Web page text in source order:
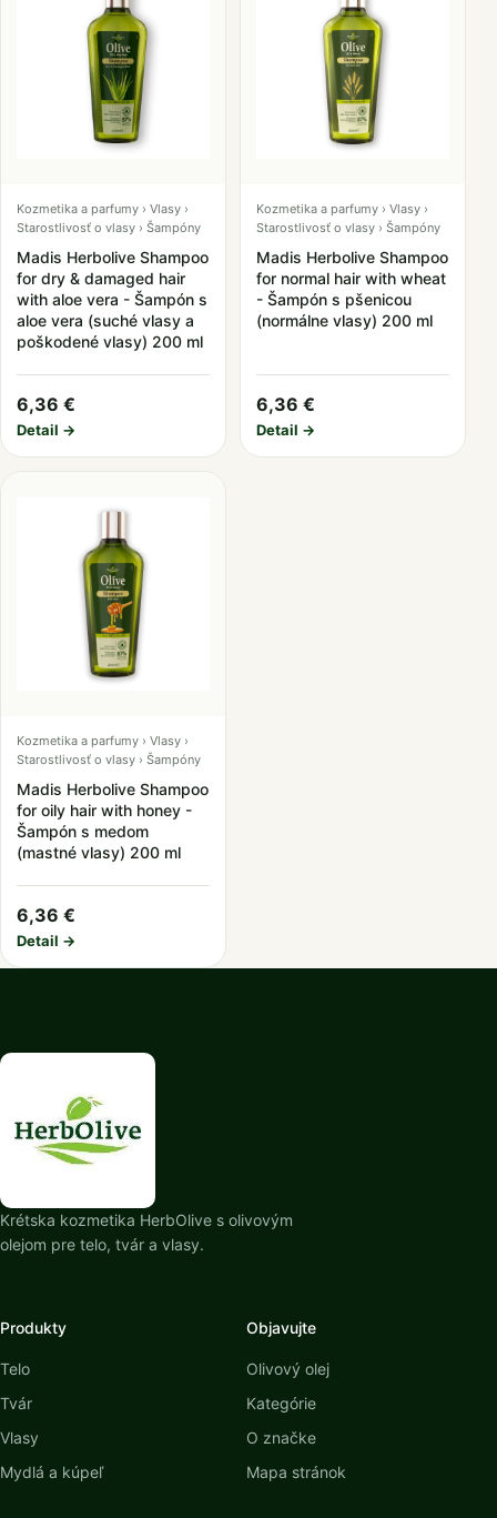
Kozmetika a parfumy › Vlasy ›
Starostlivosť o vlasy › Šampóny
Madis Herbolive Shampoo
for dry & damaged hair
with aloe vera - Šampón s
aloe vera (suché vlasy a
poškodené vlasy) 200 ml
6,36 €
Detail →
Kozmetika a parfumy › Vlasy ›
Starostlivosť o vlasy › Šampóny
Madis Herbolive Shampoo
for normal hair with wheat
- Šampón s pšenicou
(normálne vlasy) 200 ml
6,36 €
Detail →
Kozmetika a parfumy › Vlasy ›
Starostlivosť o vlasy › Šampóny
Madis Herbolive Shampoo
for oily hair with honey -
Šampón s medom
(mastné vlasy) 200 ml
6,36 €
Detail →
Krétska kozmetika HerbOlive s olivovým
olejom pre telo, tvár a vlasy.
Produkty
Telo
Tvár
Vlasy
Mydlá a kúpeľ
Objavujte
Olivový olej
Kategórie
O značke
Mapa stránok